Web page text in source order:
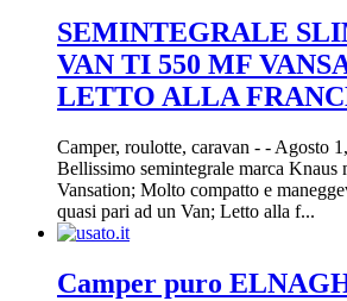
SEMINTEGRALE
VAN TI 550 MF
LETTO ALLA
Camper, roulotte, caravan - - Agosto
Bellissimo semintegrale marca
Vansation; Molto compatto e
quasi pari ad un Van; Letto alla f...
Camper puro